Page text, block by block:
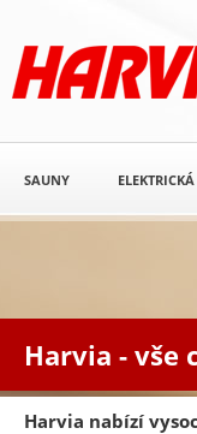
Harvia - vše
Harvia nabízí
SAUNY